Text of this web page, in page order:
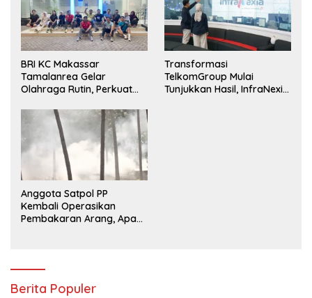
BRI KC Makassar
Tamalanrea Gelar
Olahraga Rutin, Perkuat
Kerja Sehat
Transformasi
TelkomGroup Mulai
Tunjukkan Hasil, InfraNexia
Anggota Satpol PP
Kembali Operasikan
Pembakaran Arang, Apa
Berita Populer